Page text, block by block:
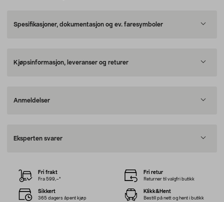
Spesifikasjoner, dokumentasjon og ev. faresymboler
Kjøpsinformasjon, leveranser og returer
Anmeldelser
Eksperten svarer
Fri frakt
Fra 599,–*
Fri retur
Returner til valgfri butikk
Sikkert
365 dagers åpent kjøp
Klikk&Hent
Bestill på nett og hent i butikk